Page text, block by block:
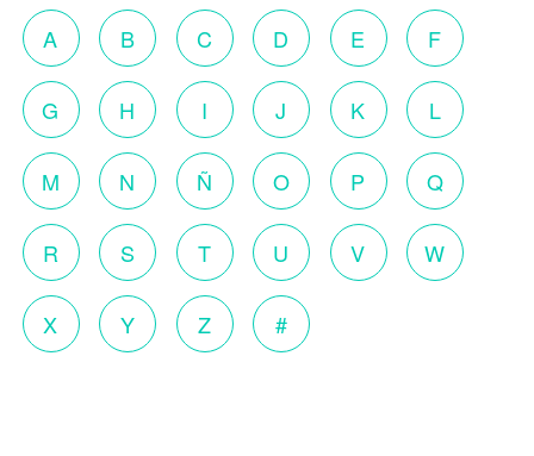
A B C D E F
G H I J K L
M N Ñ O P Q
R S T U V W
X Y Z #